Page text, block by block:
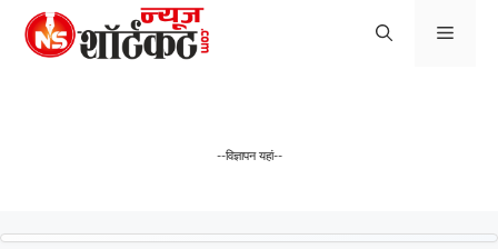
Skip
--विज्ञापन यहां--